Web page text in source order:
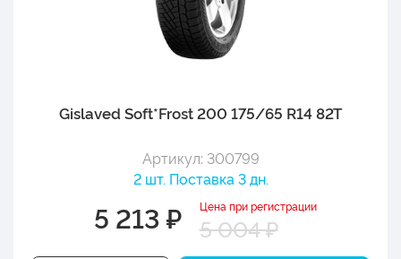
Gislaved Soft*Frost 200 175/65 R14 82T
Артикул: 300799
2 шт. Поставка 3 дн.
5 213 ₽ Цена при регистрации
5 004 ₽